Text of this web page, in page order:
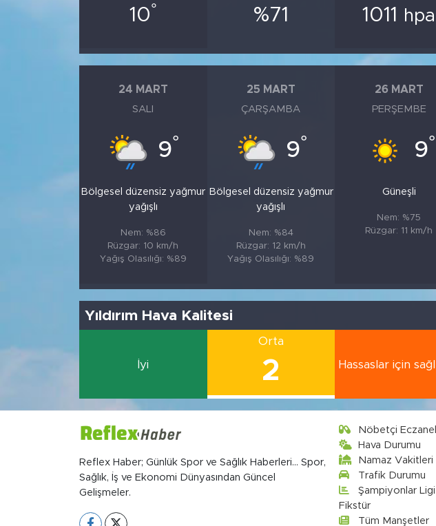
10° %71 1011 hpa
24 MART
SALI
9°
Bölgesel düzensiz yağmur
yağışlı
Nem: %86
Rüzgar: 10 km/h
Yağış Olasılığı: %89
25 MART
ÇARŞAMBA
9°
Bölgesel düzensiz yağmur
yağışlı
Nem: %84
Rüzgar: 12 km/h
Yağış Olasılığı: %89
26 MART
PERŞEMBE
9°
Güneşli
Nem: %75
Rüzgar: 11 km/h
Yıldırım Hava Kalitesi
İyi
Orta
2 Hassaslar için
Reflex Haber; Günlük Spor ve Sağlık Haberleri... Spor,
Sağlık, İş ve Ekonomi Dünyasından Güncel
Gelişmeler.
Nöbetçi
Hava Durumu
Namaz Vakitleri
Trafik Durumu
Şampiyonlar
Fikstür
Tüm Manşetler